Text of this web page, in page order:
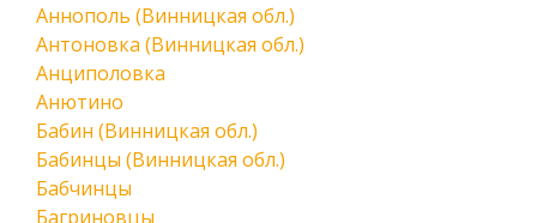
Аннополь (Винницкая обл.)
Антоновка (Винницкая обл.)
Анциполовка
Анютино
Бабин (Винницкая обл.)
Бабинцы (Винницкая обл.)
Бабчинцы
Багриновцы